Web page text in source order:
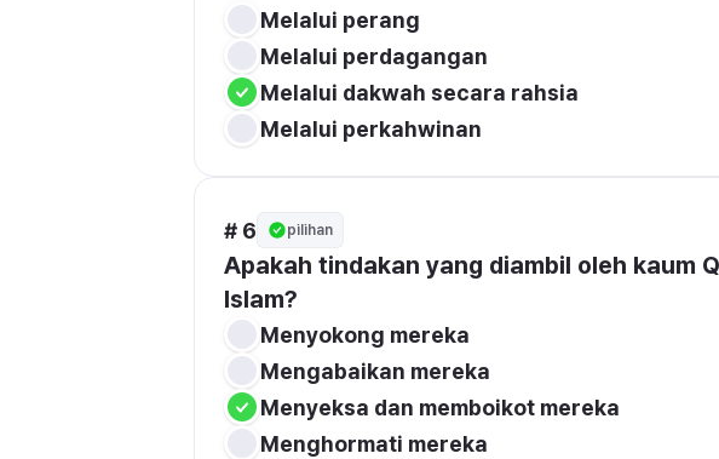
Melalui perang
Melalui perdagangan
Melalui dakwah secara rahsia
Melalui perkahwinan
# 6 pilihan
Apakah tindakan yang diambil oleh kaum
Islam?
Menyokong mereka
Mengabaikan mereka
Menyeksa dan memboikot mereka
Menghormati mereka